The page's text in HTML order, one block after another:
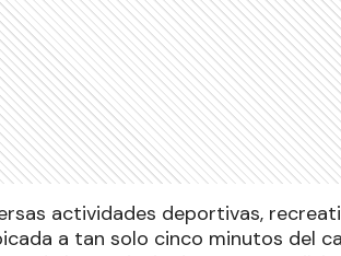
actividades deportivas,
a tan solo cinco minutos del